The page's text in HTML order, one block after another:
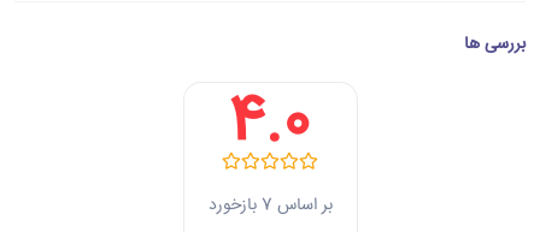
بررسی ها
4.0
بر اساس 7 بازخورد